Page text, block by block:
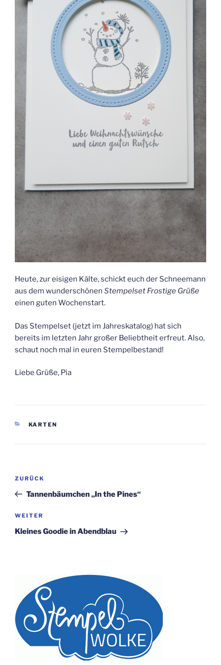
Heute, zur eisigen Kälte, schickt euch der Schneemann
aus dem wunderschönen Stempelset Frostige Grüße
einen guten Wochenstart.
Das Stempelset (jetzt im Jahreskatalog) hat sich
bereits im letzten Jahr großer Beliebtheit erfreut. Also,
schaut noch mal in euren Stempelbestand!
Liebe Grüße, Pia
KATEGORIEN
KARTEN
Beitragsnavigation
Vorheriger
Beitrag
ZURÜCK
Tannenbäumchen „In the Pines“
Nächster
Beitrag
WEITER
Kleines Goodie in Abendblau